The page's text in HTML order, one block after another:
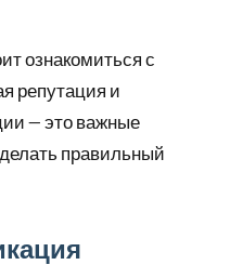
ознакомиться с
репутация и
— это важные
правильный